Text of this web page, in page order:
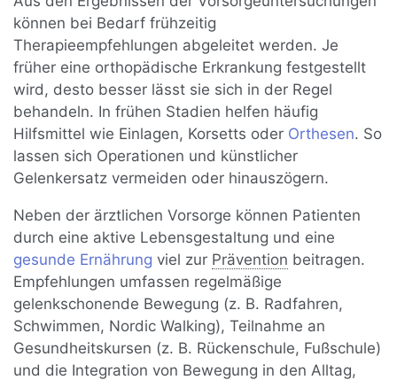
können bei Bedarf frühzeitig
Therapieempfehlungen abgeleitet werden. Je
früher eine orthopädische Erkrankung festgestellt
wird, desto besser lässt sie sich in der Regel
behandeln. In frühen Stadien helfen häufig
Hilfsmittel wie Einlagen, Korsetts oder Orthesen. So
lassen sich Operationen und künstlicher
Gelenkersatz vermeiden oder hinauszögern.
Neben der ärztlichen Vorsorge können Patienten
durch eine aktive Lebensgestaltung und eine
gesunde Ernährung viel zur Prävention beitragen.
Empfehlungen umfassen regelmäßige
gelenkschonende Bewegung (z. B. Radfahren,
Schwimmen, Nordic Walking), Teilnahme an
Gesundheitskursen (z. B. Rückenschule, Fußschule)
und die Integration von Bewegung in den Alltag,